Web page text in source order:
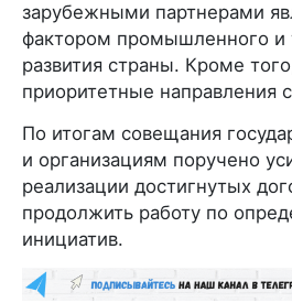
зарубежными партнерами
фактором промышленного и
развития страны. Кроме
приоритетные направления
По итогам совещания
и организациям поручено
реализации достигнутых
продолжить работу по
инициатив.